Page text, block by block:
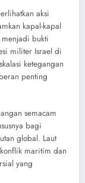
aksi
kapal-kapal
bukti
militer Israel di
ketegangan
penting
semacam
bagi
global. Laut
maritim dan
yang